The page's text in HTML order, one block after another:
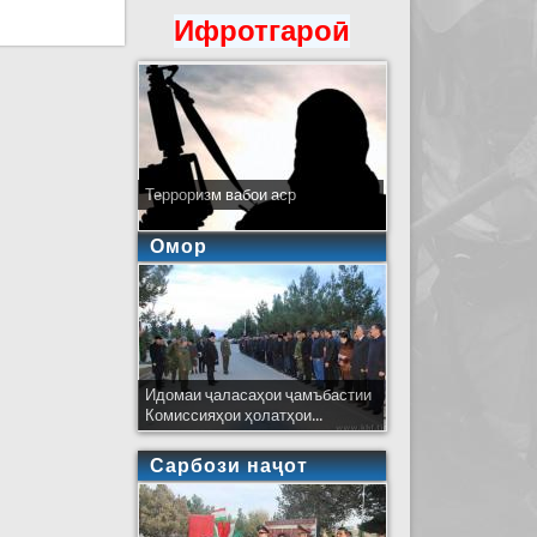
Ифротгароӣ
Терроризм вабои аср
Омор
Идомаи ҷаласаҳои ҷамъбастии
Комиссияҳои ҳолатҳои...
Сарбози наҷот